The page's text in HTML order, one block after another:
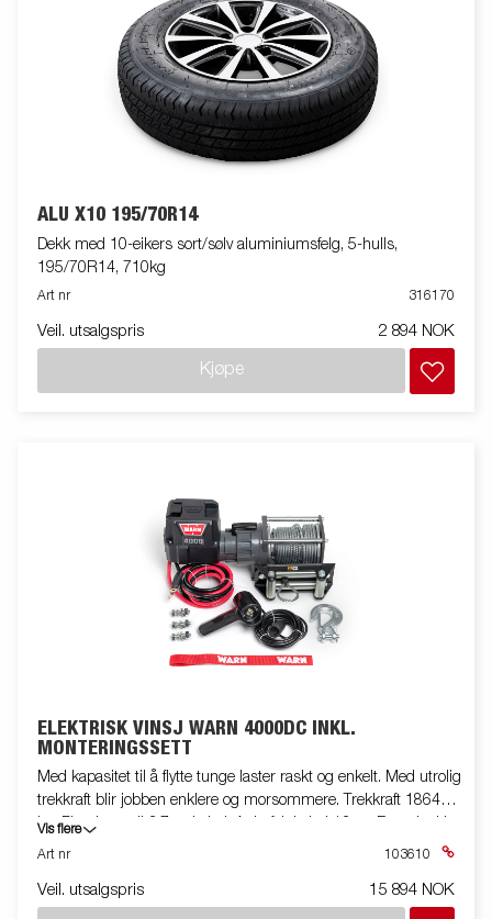
ALU X10 195/70R14
Dekk med 10-eikers sort/sølv aluminiumsfelg, 5-hulls,
195/70R14, 710kg
Art nr 316170
Veil. utsalgspris 2 894 NOK
Kjøpe
ELEKTRISK VINSJ WARN 4000DC INKL.
MONTERINGSSETT
Med kapasitet til å flytte tunge laster raskt og enkelt. Med utrolig
trekkraft blir jobben enklere og morsommere. Trekkraft 1864
kg, Fjernkontroll 3,7 m kabel. Anbefalt kabel 13 m. Batteripakke
med skuffer og brakett ikke inkludert. Inkl. Mva Monteringssett.
Vis flere
Art nr
103610
Veil. utsalgspris 15 894 NOK